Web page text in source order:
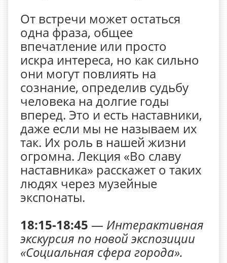
От встречи может остаться
одна фраза, общее
впечатление или просто
искра интереса, но как сильно
они могут повлиять на
сознание, определив судьбу
человека на долгие годы
вперед. Это и есть наставники,
даже если мы не называем их
так. Их роль в нашей жизни
огромна. Лекция «Во славу
наставника» расскажет о таких
людях через музейные
экспонаты.
18:15-18:45 — Интерактивная
экскурсия по новой экспозиции
«Социальная сфера города».